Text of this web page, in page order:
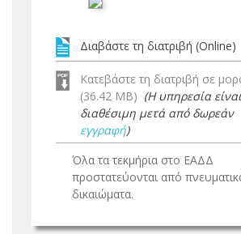
Διαβάστε τη διατριβή (Online)
Κατεβάστε τη διατριβή σε
(36.42 MB) (Η υπηρεσία είναι
διαθέσιμη μετά από δωρεάν
εγγραφή)
Όλα τα τεκμήρια στο ΕΑΔΔ
προστατεύονται από
δικαιώματα.